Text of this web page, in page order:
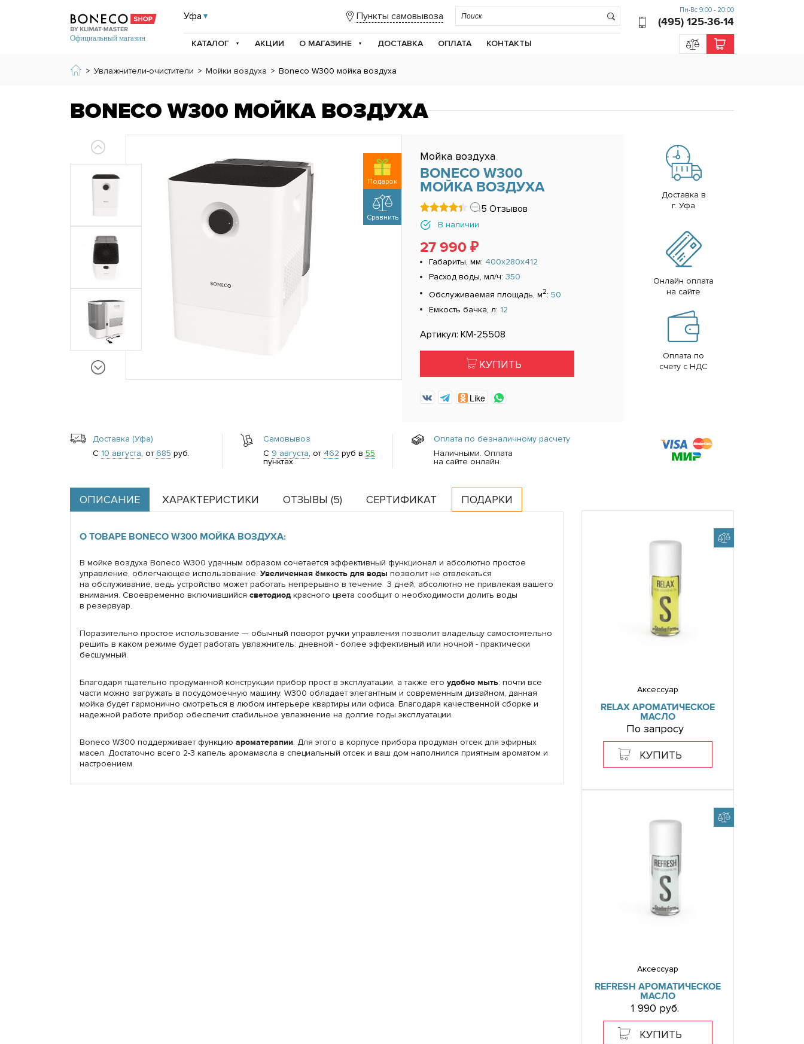
Уфа Пункты самовывоза
КАТАЛОГ АКЦИИ О МАГАЗИНЕ ДОСТАВКА ОПЛАТА КОНТАКТЫ
Пн-Вс 9:00 - 20:00
(495) 125-36-14
> Увлажнители-очистители > Мойки воздуха > Boneco W300 мойка воздуха
BONECO W300 МОЙКА ВОЗДУХА
Подарок
Сравнить
Мойка воздуха
BONECO W300
МОЙКА ВОЗДУХА
5 Отзывов
В наличии
27 990 ₽
Габариты, мм: 400x280x412
Расход воды, мл/ч: 350
Обслуживаемая площадь, м2: 50
Емкость бачка, л: 12
Артикул: КМ-25508
КУПИТЬ
Like
Доставка в
г. Уфа
Онлайн оплата
на сайте
Оплата по
счету с НДС
Доставка (Уфа)
С 10 августа, от 685 руб.
Самовывоз
С 9 августа, от 462 руб в 55
пунктах.
Оплата по безналичному расчету
Наличными. Оплата
на сайте онлайн.
ОПИСАНИЕ ХАРАКТЕРИСТИКИ ОТЗЫВЫ (5) СЕРТИФИКАТ ПОДАРКИ
О ТОВАРЕ BONECO W300 МОЙКА ВОЗДУХА:
В мойке воздуха Boneco W300 удачным образом сочетается эффективный функционал и абсолютно простое
управление, облегчающее использование. Увеличенная ёмкость для воды позволит не отвлекаться
на обслуживание, ведь устройство может работать непрерывно в течение 3 дней, абсолютно не привлекая вашего
внимания. Своевременно включившийся светодиод красного цвета сообщит о необходимости долить воды
в резервуар.
Поразительно простое использование — обычный поворот ручки управления позволит владельцу самостоятельно
решить в каком режиме будет работать увлажнитель: дневной - более эффективный или ночной - практически
бесшумный.
Благодаря тщательно продуманной конструкции прибор прост в эксплуатации, а также его удобно мыть: почти все
части можно загружать в посудомоечную машину. W300 обладает элегантным и современным дизайном, данная
мойка будет гармонично смотреться в любом интерьере квартиры или офиса. Благодаря качественной сборке и
надежной работе прибор обеспечит стабильное увлажнение на долгие годы эксплуатации.
Boneco W300 поддерживает функцию ароматерапии. Для этого в корпусе прибора продуман отсек для эфирных
масел. Достаточно всего 2-3 капель аромамасла в специальный отсек и ваш дом наполнился приятным ароматом и
настроением.
Аксессуар
RELAX АРОМАТИЧЕСКОЕ
МАСЛО
По запросу
КУПИТЬ
Аксессуар
REFRESH АРОМАТИЧЕСКОЕ
МАСЛО
1 990 руб.
КУПИТЬ